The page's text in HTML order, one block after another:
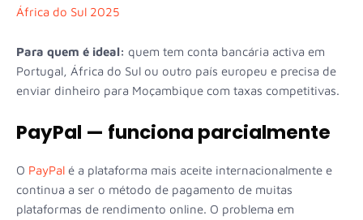
África do Sul 2025
Para quem é ideal: quem tem conta bancária activa em
Portugal, África do Sul ou outro país europeu e precisa de
enviar dinheiro para Moçambique com taxas competitivas.
PayPal — funciona parcialmente
O PayPal é a plataforma mais aceite internacionalmente e
continua a ser o método de pagamento de muitas
plataformas de rendimento online. O problema em